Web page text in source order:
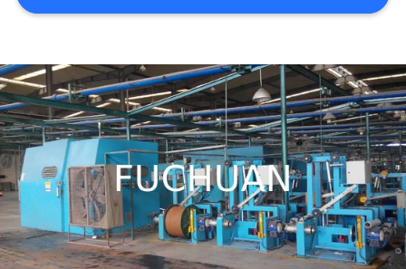
SITEMAP
PRIVACY
POLICY